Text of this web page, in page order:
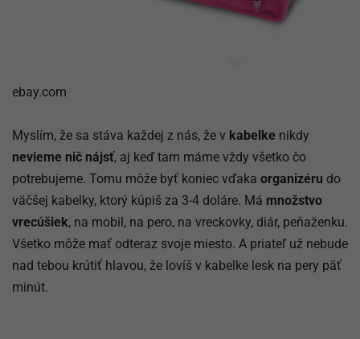
ebay.com
Myslím, že sa stáva každej z nás, že v kabelke nikdy
nevieme nič nájsť, aj keď tam máme vždy všetko čo
potrebujeme. Tomu môže byť koniec vďaka organizéru do
väčšej kabelky, ktorý kúpiš za 3-4 doláre. Má množstvo
vrecúšiek, na mobil, na pero, na vreckovky, diár, peňaženku.
Všetko môže mať odteraz svoje miesto. A priateľ už nebude
nad tebou krútiť hlavou, že lovíš v kabelke lesk na pery päť
minút.